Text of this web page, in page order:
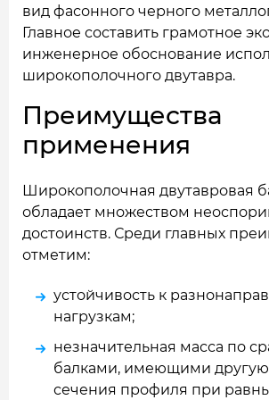
вид фасонного черного
Главное составить грамотное
инженерное обоснование
широкополочного двутавра.
Преимущества
применения
Широкополочная двутавровая
обладает множеством
достоинств. Среди главных
отметим:
устойчивость к
нагрузкам;
незначительная масса по
балками, имеющими
сечения профиля при